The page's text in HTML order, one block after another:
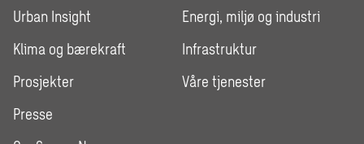
Urban Insight
Klima og bærekraft
Prosjekter
Presse
Energi, miljø og industri
Infrastruktur
Våre tjenester